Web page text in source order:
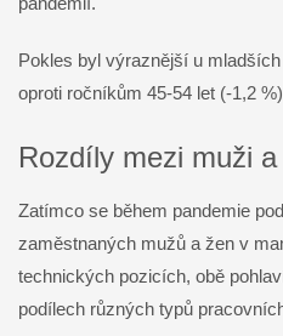
Pokles byl výraznější u
oproti ročníkům 45-54 let (-1,2
Rozdíly mezi muži
Zatímco se během pandemie
zaměstnaných mužů a žen v
technických pozicích, obě
podílech různých typů